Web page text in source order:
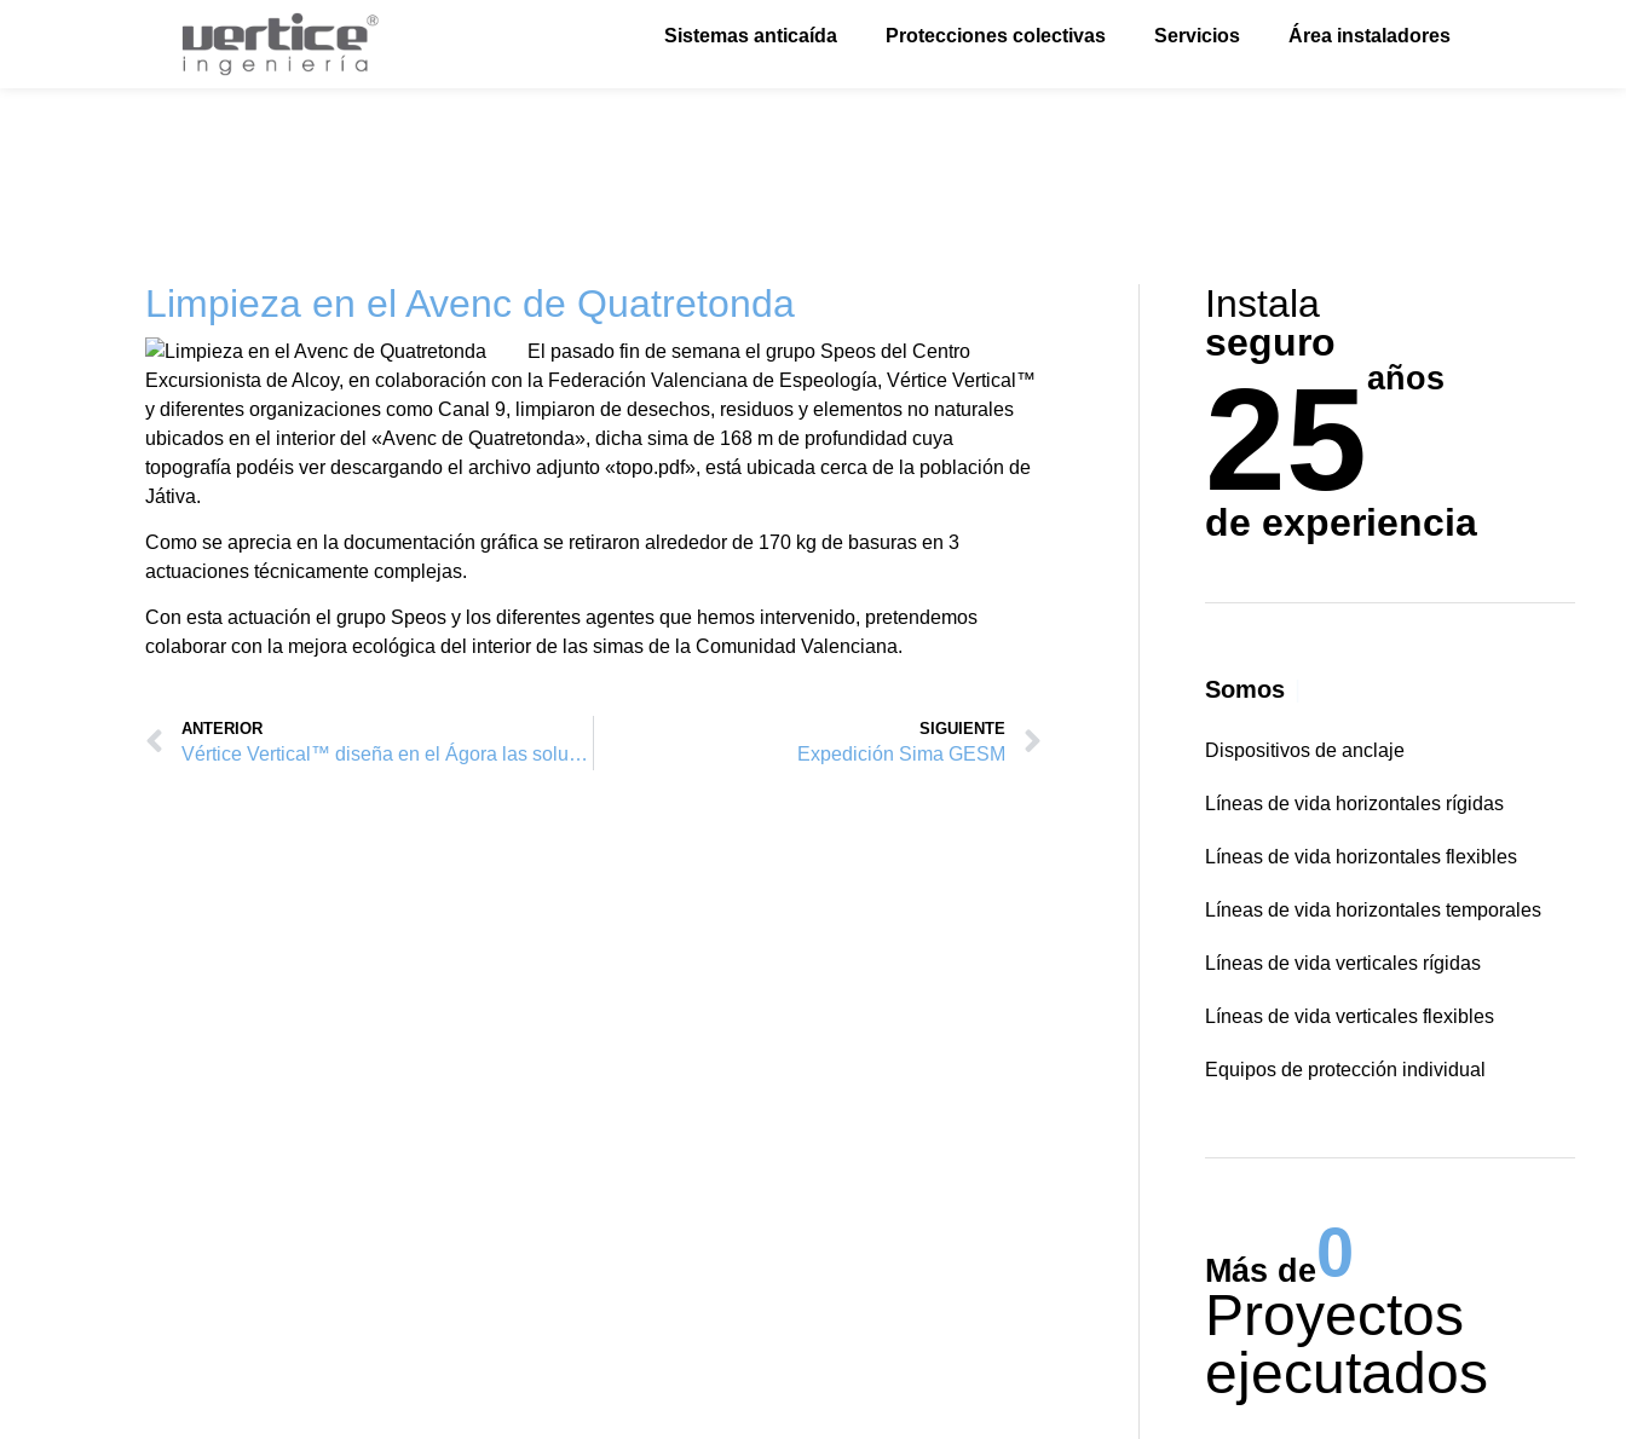
Sistemas anticaída Protecciones colectivas Servicios Área instaladores
Limpieza en el Avenc de Quatretonda
El pasado fin de semana el grupo Speos del Centro
Excursionista de Alcoy, en colaboración con la Federación Valenciana de Espeología, Vértice Vertical ™
y diferentes organizaciones como Canal 9, limpiaron de desechos, residuos y elementos no naturales
ubicados en el interior del «Avenc de Quatretonda», dicha sima de 168 m de profundidad cuya
topografía podéis ver descargando el archivo adjunto «topo.pdf», está ubicada cerca de la población de
Játiva.
Como se aprecia en la documentación gráfica se retiraron alrededor de 170 kg de basuras en 3
actuaciones técnicamente complejas.
Con esta actuación el grupo Speos y los diferentes agentes que hemos intervenido, pretendemos
colaborar con la mejora ecol ógica del interior de las simas de la Comunidad Valenciana.
ANTERIOR
Vértice Vertical™ diseña en el Ágora las soluciones en altura
SIGUIENTE
Expedición Sima GESM
Instala
seguro
25años
de experiencia
Somos
Dispositivos de anclaje
Líneas de vida horizontales rígidas
Líneas de vida horizontales flexibles
Líneas de vida horizontales temporales
Líneas de vida verticales rígidas
Líneas de vida verticales flexibles
Equipos de protección individual
Más de0
Proyectos
ejecutados